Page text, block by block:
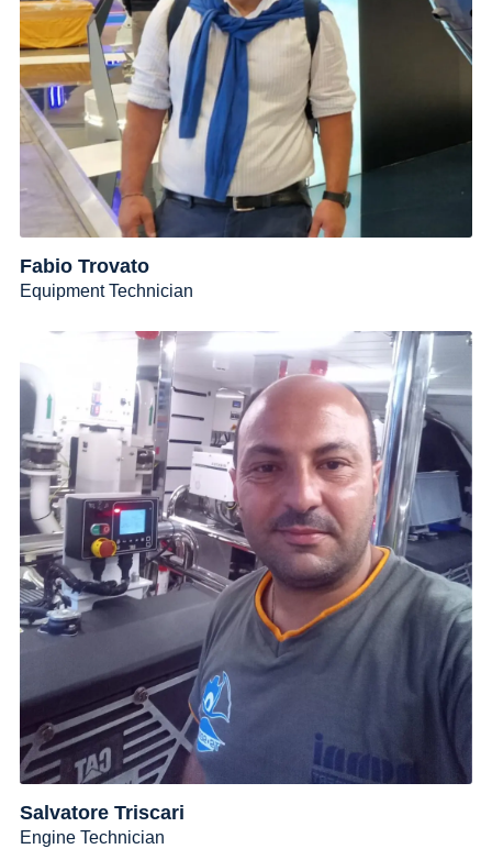
Fabio Trovato
Equipment Technician
Salvatore Triscari
Engine Technician